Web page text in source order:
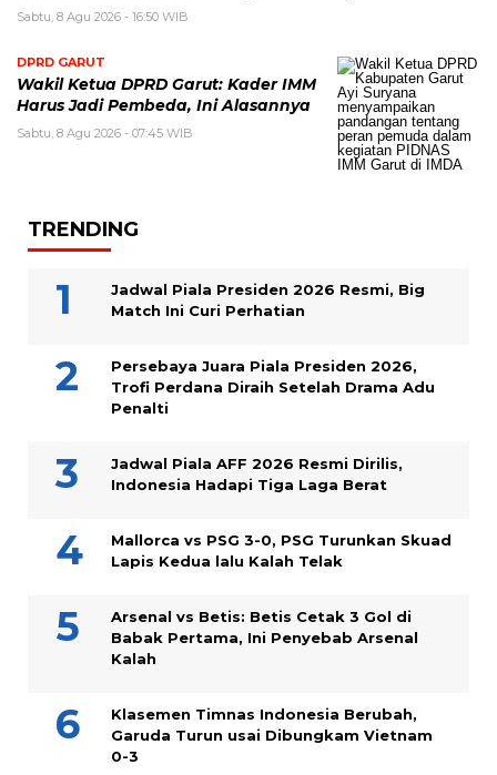
Sabtu, 8 Agu 2026 - 16:50 WIB
DPRD GARUT
Wakil Ketua DPRD Garut: Kader IMM
Harus Jadi Pembeda, Ini Alasannya
Sabtu, 8 Agu 2026 - 07:45 WIB
TRENDING
Jadwal Piala Presiden 2026 Resmi, Big
Match Ini Curi Perhatian
Persebaya Juara Piala Presiden 2026,
Trofi Perdana Diraih Setelah Drama Adu
Penalti
Jadwal Piala AFF 2026 Resmi Dirilis,
Indonesia Hadapi Tiga Laga Berat
Mallorca vs PSG 3-0, PSG Turunkan Skuad
Lapis Kedua lalu Kalah Telak
Arsenal vs Betis: Betis Cetak 3 Gol di
Babak Pertama, Ini Penyebab Arsenal
Kalah
Klasemen Timnas Indonesia Berubah,
Garuda Turun usai Dibungkam Vietnam
0-3